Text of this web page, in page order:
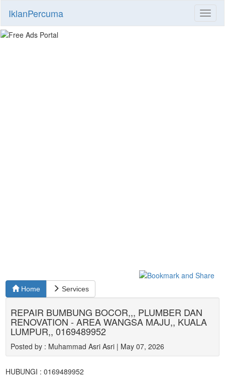
IklanPercuma
Home Services
REPAIR BUMBUNG BOCOR,,, PLUMBER DAN
RENOVATION - AREA WANGSA MAJU,, KUALA
LUMPUR,, 0169489952
Posted by : Muhammad Asri Asri | May 07, 2026
HUBUNGI : 0169489952